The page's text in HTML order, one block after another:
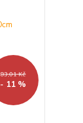
83,01 Kč
- 11 %